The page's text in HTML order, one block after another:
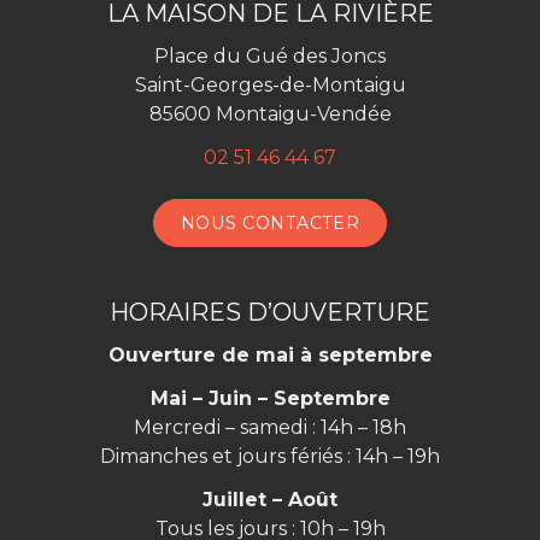
Facebook
LA MAISON DE LA RIVIÈRE
Place du Gué des Joncs
Saint-Georges-de-Montaigu
85600 Montaigu-Vendée
02 51 46 44 67
NOUS CONTACTER
HORAIRES D’OUVERTURE
Ouverture de mai à septembre
Mai – Juin – Septembre
Mercredi – samedi : 14h – 18h
Dimanches et jours fériés : 14h – 19h
Juillet – Août
Tous les jours : 10h – 19h